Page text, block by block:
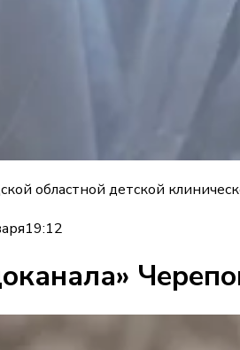
областной детской
19:12